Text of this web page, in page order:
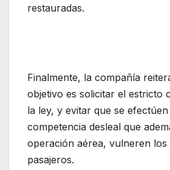
restauradas.
Finalmente, la compañía
objetivo es solicitar el estricto
la ley, y evitar que se
competencia desleal que
operación aérea, vulneren los
pasajeros.